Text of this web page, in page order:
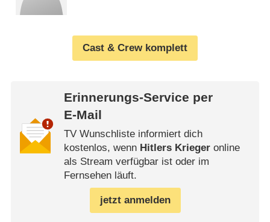
Cast & Crew komplett
Erinnerungs-Service per
E-Mail
TV Wunschliste informiert dich
kostenlos, wenn Hitlers Kriegeronline
als Stream verfügbar ist oder im
Fernsehen läuft.
jetzt anmelden